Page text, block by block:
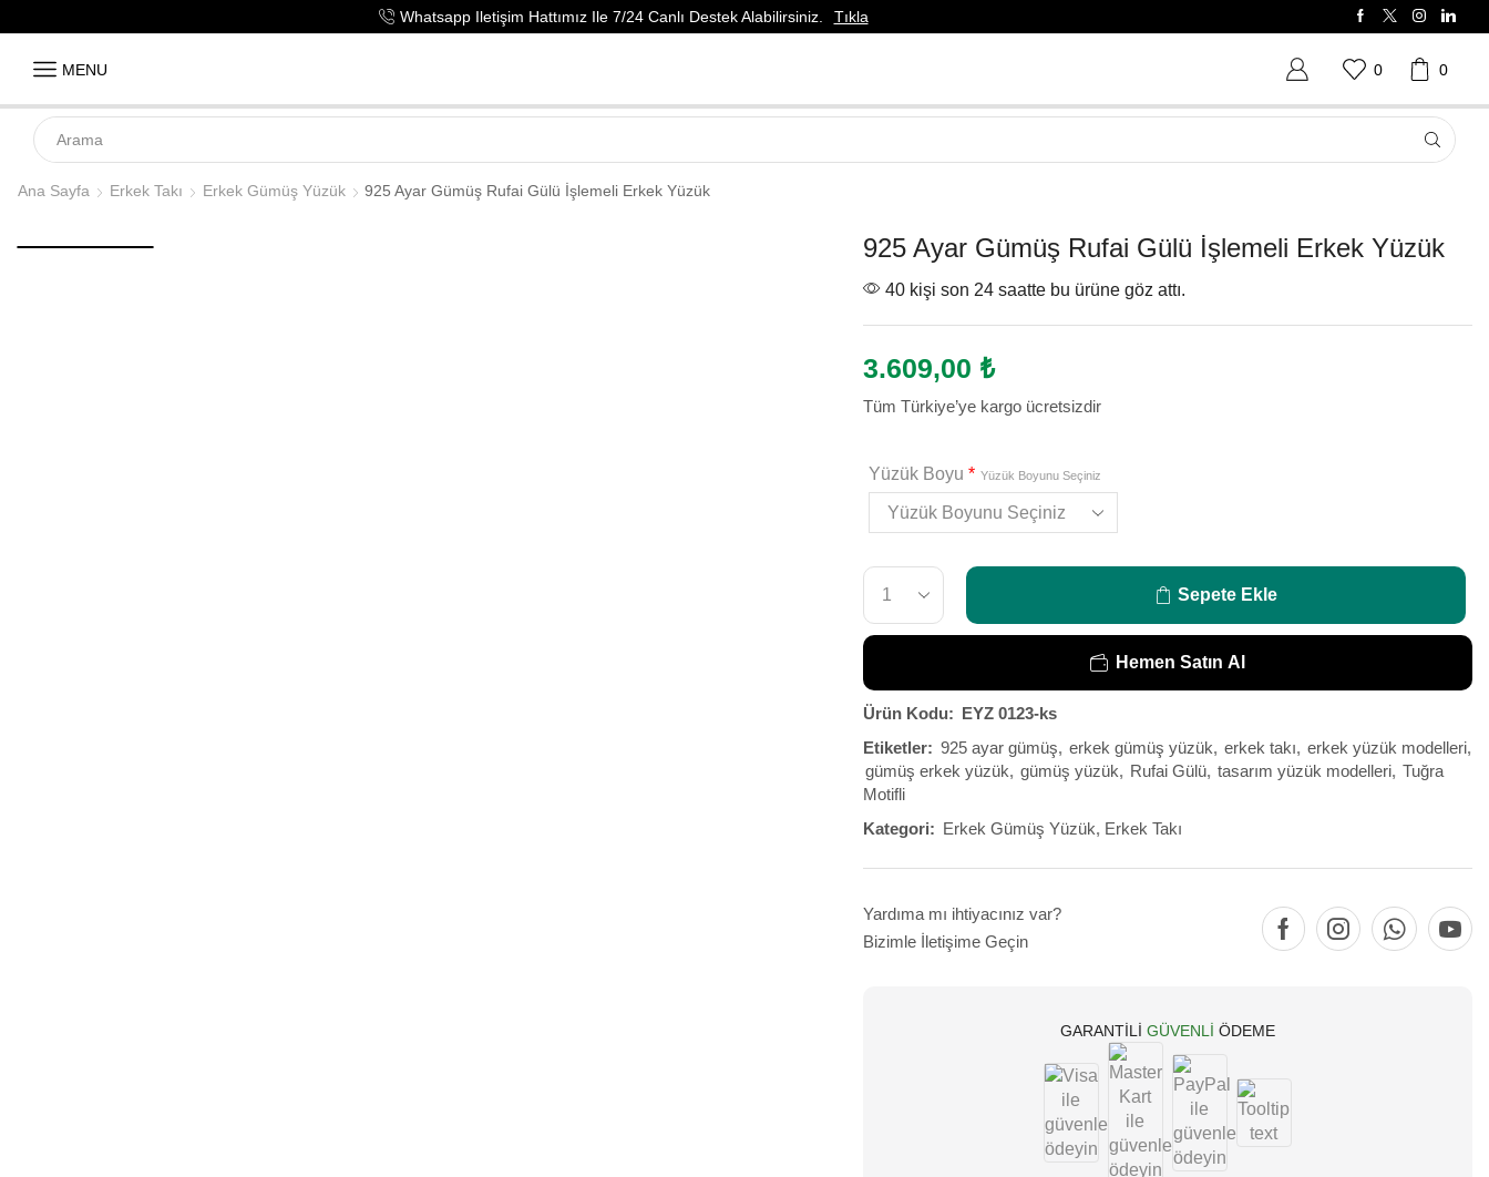
Whatsapp Iletişim Hattımız Ile 7/24 Canlı Destek Alabilirsiniz. Tıkla
MENU 0 0
Ana Sayfa Erkek Takı Erkek Gümüş Yüzük 925 Ayar Gümüş Rufai Gülü İşlemeli Erkek Yüzük
925 Ayar Gümüş Rufai Gülü İşlemeli Erkek Yüzük
40 kişi son 24 saatte bu ürüne göz attı.
3.609,00 ₺
Tüm Türkiye’ye kargo ücretsizdir
Yüzük Boyu * Yüzük Boyunu Seçiniz
Sepete Ekle
Hemen Satın Al
Ürün Kodu: EYZ 0123-ks
Etiketler: 925 ayar gümüş, erkek gümüş yüzük, erkek takı, erkek yüzük modelleri,
gümüş erkek yüzük, gümüş yüzük, Rufai Gülü, tasarım yüzük modelleri, Tuğra
Motifli
Kategori: Erkek Gümüş Yüzük, Erkek Takı
Yardıma mı ihtiyacınız var?
Bizimle İletişime Geçin
GARANTILI GÜVENLI ÖDEME